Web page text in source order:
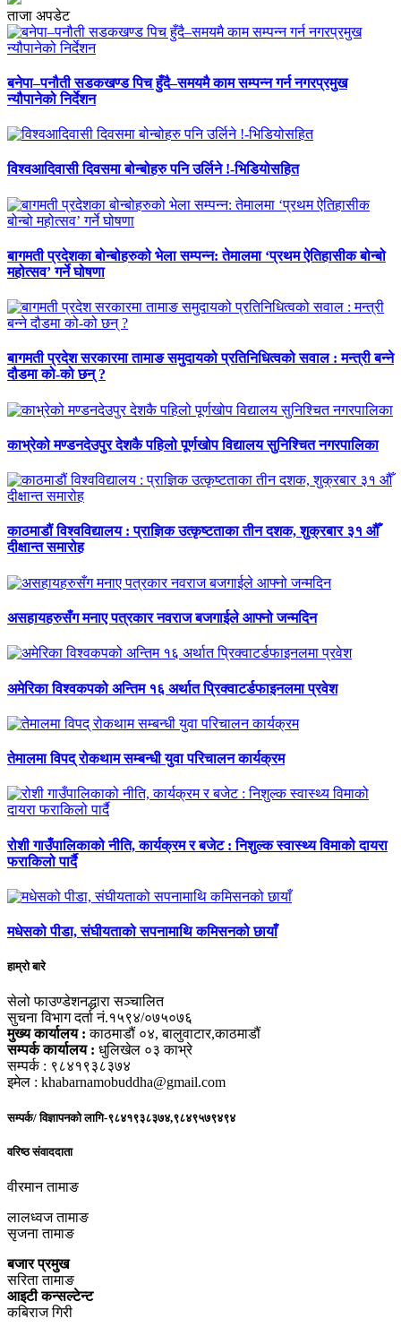
ताजा अपडेट
बनेपा–पनौती सडकखण्ड पिच हुँदै–समयमै काम सम्पन्न गर्न नगरप्रमुख
न्यौपानेको निर्देशन
विश्वआदिवासी दिवसमा बोन्बोहरु पनि उर्लिने !-भिडियोसहित
बागमती प्रदेशका बोन्बोहरुको भेला सम्पन्न: तेमालमा ‘प्रथम ऐतिहासीक बोन्बो
महोत्सव’ गर्ने घोषणा
बागमती प्रदेश सरकारमा तामाङ समुदायको प्रतिनिधित्वको सवाल : मन्त्री बन्ने
दौडमा को‐को छन् ?
काभ्रेको मण्डनदेउपुर देशकै पहिलो पूर्णखोप विद्यालय सुनिश्चित नगरपालिका
काठमाडौं विश्वविद्यालय : प्राज्ञिक उत्कृष्टताका तीन दशक, शुक्रबार ३१ औँ
दीक्षान्त समारोह
असहायहरुसँग मनाए पत्रकार नवराज बजगाईले आफ्नो जन्मदिन
अमेरिका विश्वकपको अन्तिम १६ अर्थात प्रिक्वाटर्डफाइनलमा प्रवेश
तेमालमा विपद् रोकथाम सम्बन्धी युवा परिचालन कार्यक्रम
रोशी गाउँपालिकाको नीति, कार्यक्रम र बजेट : निशुल्क स्वास्थ्य विमाको दायरा
फराकिलो पार्दै
मधेसको पीडा, संघीयताको सपनामाथि कमिसनको छायाँ
हाम्रो बारे
सेलो फाउण्डेशनद्धारा सञ्चालित
सुचना विभाग दर्ता नं.१५९४/०७५०७६
मुख्य कार्यालय : काठमाडौं ०४, बालुवाटार,काठमाडौं
सम्पर्क कार्यालय : धुलिखेल ०३ काभ्रे
सम्पर्क : ९८४१९३८३७४
इमेल : khabarnamobuddha@gmail.com
सम्पर्क/ विज्ञापनको लागि-९८४१९३८३७४,९८४९५७९४९४
वरिष्ठ संवाददाता
वीरमान तामाङ
लालध्वज तामाङ
सृजना तामाङ
बजार प्रमुख
सरिता तामाङ
आइटी कन्सल्टेन्ट
कबिराज गिरी